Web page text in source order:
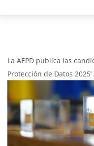
La AEPD publica las
Protección de Datos